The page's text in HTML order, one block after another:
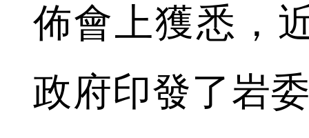
佈會上獲悉，
政府印發了岩